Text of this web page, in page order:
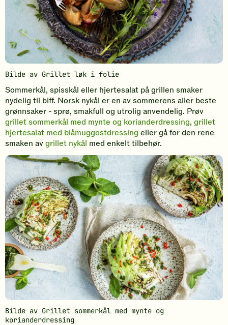
Bilde av Grillet løk i folie
Sommerkål, spisskål eller hjertesalat på grillen smaker
nydelig til biff. Norsk nykål er en av sommerens aller beste
grønnsaker - sprø, smakfull og utrolig anvendelig. Prøv
grillet sommerkål med mynte og korianderdressing, grillet
hjertesalat med blåmuggostdressing eller gå for den rene
smaken avgrillet nykål med enkelt tilbehør.
Bilde av Grillet sommerkål med mynte og
korianderdressing